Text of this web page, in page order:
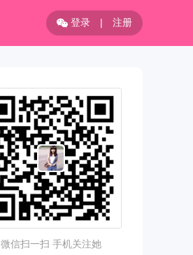
登录 | 注册
微信扫一扫 手机关注她